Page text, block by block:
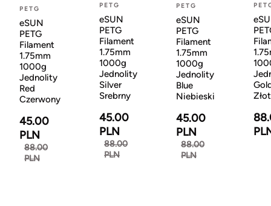
PETG
eSUN
PETG
Filament
1.75mm
1000g
Jednolity
Red
Czerwony
45.00
PLN
88.00
PLN
PETG
eSUN
PETG
Filament
1.75mm
1000g
Jednolity
Silver
Srebrny
45.00
PLN
88.00
PLN
PETG
eSUN
PETG
Filament
1.75mm
1000g
Jednolity
Blue
Niebieski
45.00
PLN
88.00
PLN